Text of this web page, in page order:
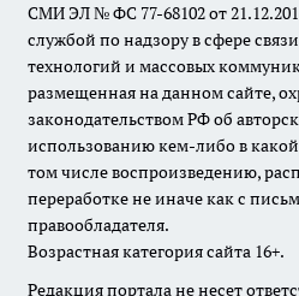
СМИ ЭЛ № ФС 77-68102 от
службой по надзору в сфере
технологий и массовых
размещенная на данном сайте,
законодательством РФ об
использованию кем-либо в
том числе воспроизведению,
переработке не иначе как с
правообладателя.
Возрастная категория сайта 16+.
Редакция портала не несет